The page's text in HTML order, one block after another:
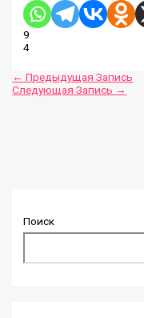
9
4
← Предыдущая Запись
Следующая Запись →
Поиск